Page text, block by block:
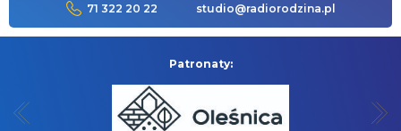
71 322 20 22 studio@radiorodzina.pl
Patronaty: